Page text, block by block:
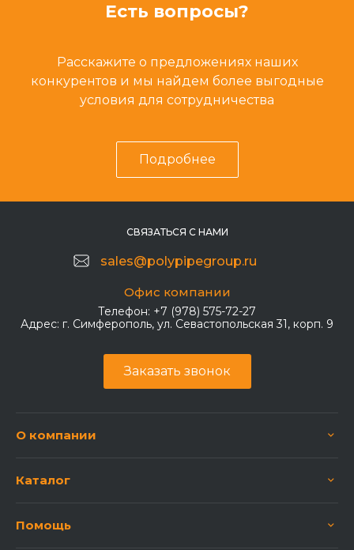
Есть вопросы?
Расскажите о предложениях наших
конкурентов и мы найдем более выгодные
условия для сотрудничества
Подробнее
СВЯЗАТЬСЯ С НАМИ
sales@polypipegroup.ru
Офис компании
Телефон: +7 (978) 575-72-27
Адрес: г. Симферополь, ул. Севастопольская 31, корп. 9
Заказать звонок
О компании
Каталог
Помощь